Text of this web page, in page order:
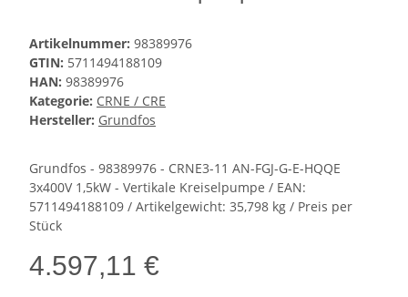
Artikelnummer: 98389976
GTIN: 5711494188109
HAN: 98389976
Kategorie: CRNE / CRE
Hersteller: Grundfos
Grundfos - 98389976 - CRNE3-11 AN-FGJ-G-E-HQQE
3x400V 1,5kW - Vertikale Kreiselpumpe / EAN:
5711494188109 / Artikelgewicht: 35,798 kg / Preis per
Stück
4.597,11 €